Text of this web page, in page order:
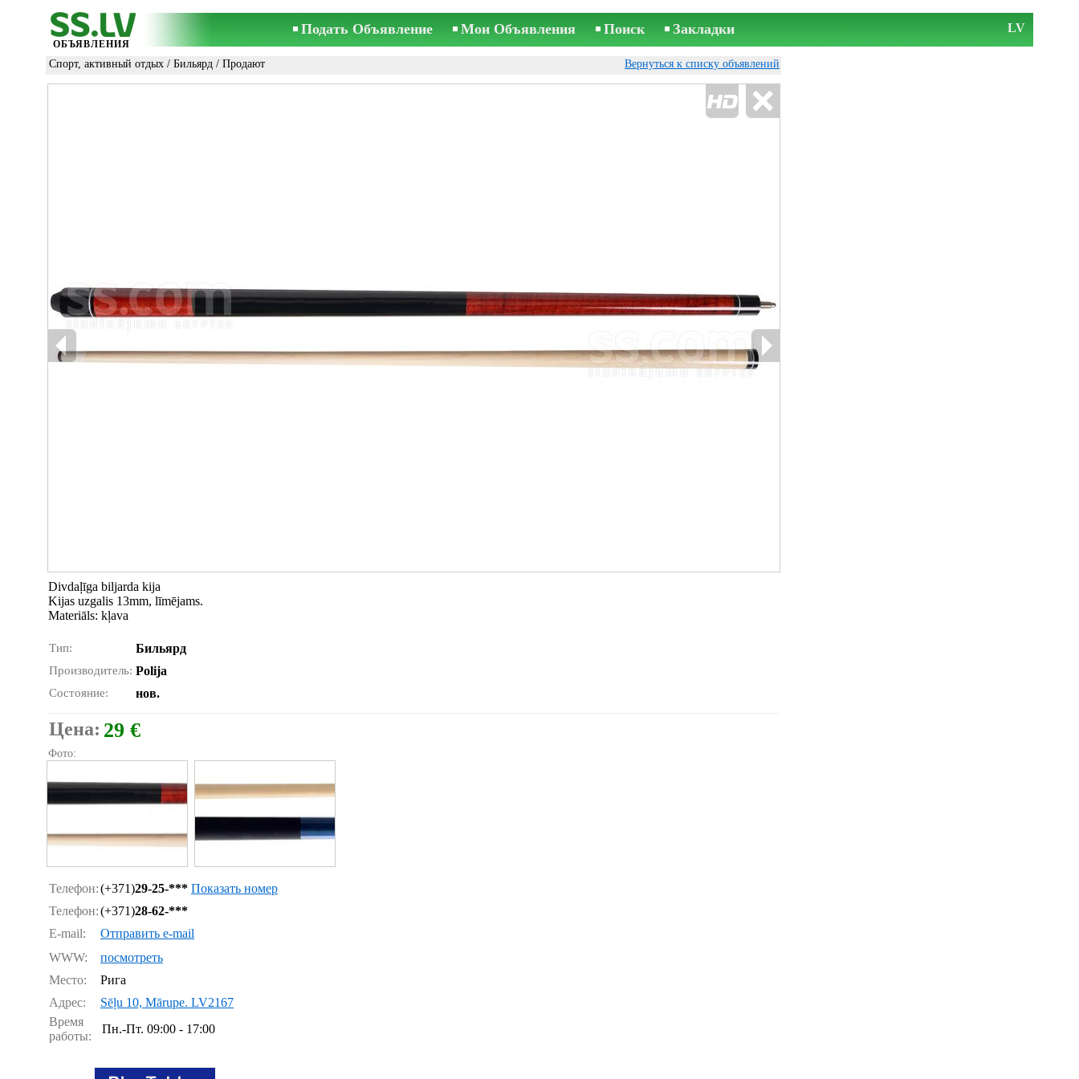
ОБЪЯВЛЕНИЯ
Подать Объявление Мои Объявления Поиск Закладки LV
Спорт, активный отдых / Бильярд / Продают Вернуться к списку объявлений
Divdaļīga biljarda kija
Kijas uzgalis 13mm, līmējams.
Materiāls: kļava
Тип: Бильярд
Производитель: Polija
Состояние: нов.
Цена: 29 €
Фото:
Телефон:(+371)29-25-*** Показать номер
Телефон:(+371)28-62-***
E-mail:
Отправить e-mail
WWW:
посмотреть
Место:
Рига
Адрес:
Sēļu 10, Mārupe. LV2167
Время
работы:
Пн.-Пт. 09:00 - 17:00